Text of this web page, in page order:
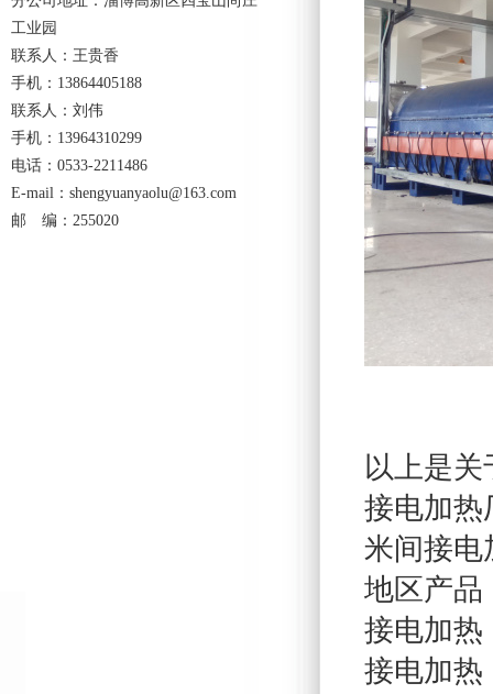
以上是
接电加热
米间接电
地区产
接电加热
接电加热
工业园
联系人：王贵香
手机：13864405188
联系人：刘伟
手机：13964310299
电话：0533-2211486
E-mail：shengyuanyaolu@163.com
邮 编：255020